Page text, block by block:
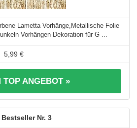
Lametta Vorhänge,Metallische Folie
Vorhängen Dekoration für G ...
5,99 €
TOP ANGEBOT »
3